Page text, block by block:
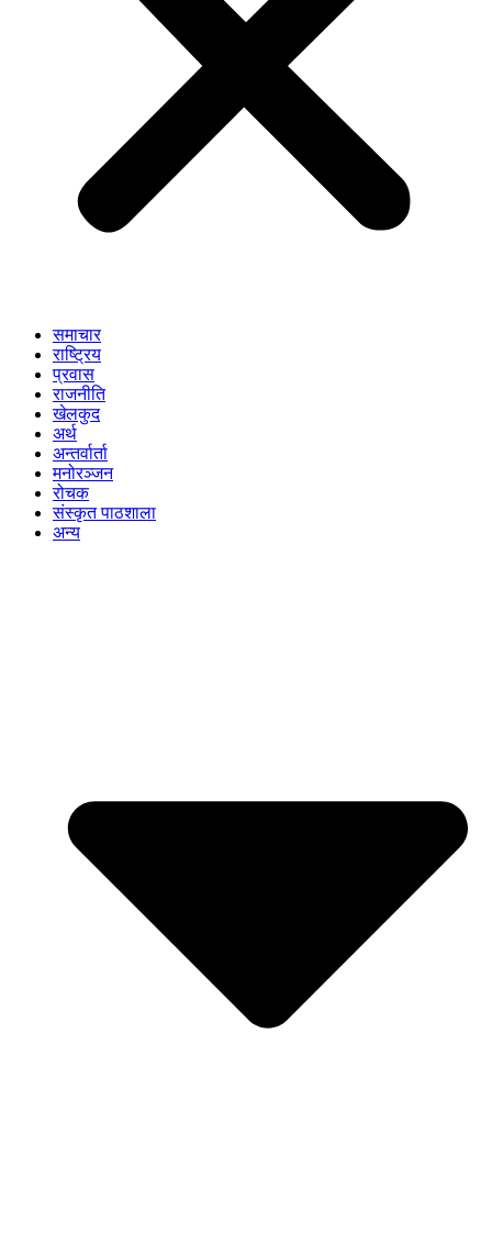
समाचार
राष्ट्रिय
प्रवास
राजनीति
खेलकुद
अर्थ
अन्तर्वार्ता
मनोरञ्जन
रोचक
संस्कृत पाठशाला
अन्य